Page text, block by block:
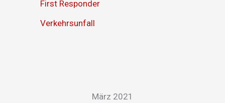
First Responder
Verkehrsunfall
März 2021